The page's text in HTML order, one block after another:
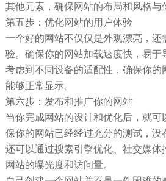
其他元素，确保网站的布局和风格与
第五步：优化网站的用户体验
一个好的网站不仅仅是外观漂亮，还
验。确保你的网站加载速度快，易于
考虑到不同设备的适配性，确保你的
能够正常显示。
第六步：发布和推广你的网站
当你完成网站的设计和优化后，就可
保你的网站已经经过充分的测试，没
还可以通过搜索引擎优化、社交媒体
网站的曝光度和访问量。